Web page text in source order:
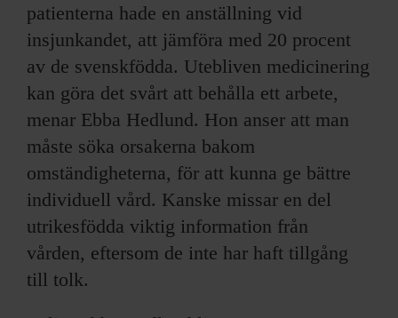
patienterna hade en anställning vid
insjunkandet, att jämföra med 20 procent
av de svenskfödda. Utebliven medicinering
kan göra det svårt att behålla ett arbete,
menar Ebba Hedlund. Hon anser att man
måste söka orsakerna bakom
omständigheterna, för att kunna ge bättre
individuell vård. Kanske missar en del
utrikesfödda viktig information från
vården, eftersom de inte har haft tillgång
till tolk.